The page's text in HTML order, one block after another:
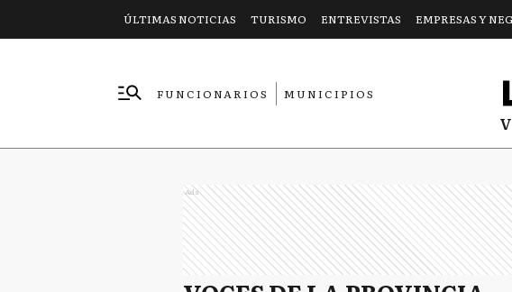
ÚLTIMAS NOTICIAS TURISMO ENTREVISTAS EMPRESAS Y
FUNCIONARIOS
MUNICIPIOS
Ads